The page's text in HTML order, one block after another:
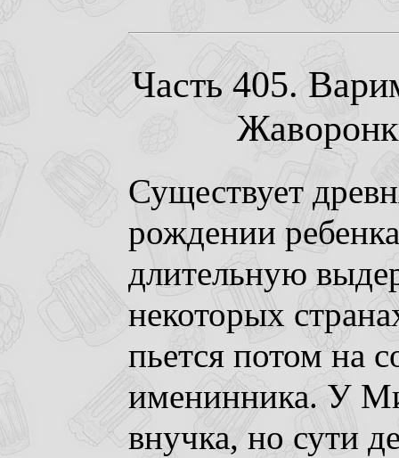
Часть 405.
Существует
рождении
длительную
некоторых
пьется потом на
именинника. У
внучка, но сути